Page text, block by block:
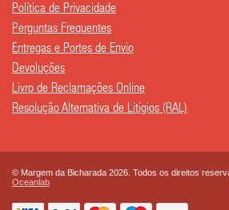
Política de Privacidade
Perguntas Frequentes
Entregas e Portes de Envio
Devoluções
Livro de Reclamações Online
Resolução Alternativa de Litígios (RAL)
© Margem da Bicharada 2026. Todos os direitos
Oceanlab